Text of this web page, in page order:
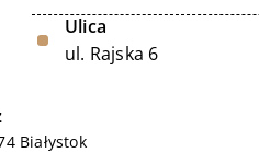
Ulica
ul. Rajska 6
Białystok